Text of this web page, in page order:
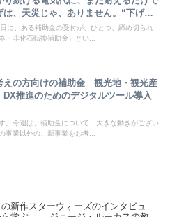
は、天災じゃ、ありません。“下げら
んです。
に、ある補助金の受付が、ひとつ、締め切られ
・非化石転換補助金」とい...
えの方向けの補助金 観光地・観光産
DX推進のためのデジタルツール導入
。今週は、補助金について、大きな動きがござい
事業以外の、新事業をお考...
新作スターウォーズのインタビュ